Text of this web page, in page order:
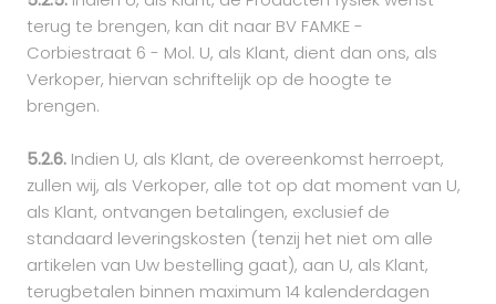
terug te brengen, kan dit naar BV FAMKE -
Corbiestraat 6 - Mol. U, als Klant, dient dan ons, als
Verkoper, hiervan schriftelijk op de hoogte te
brengen.
5.2.6. Indien U, als Klant, de overeenkomst herroept,
zullen wij, als Verkoper, alle tot op dat moment van U,
als Klant, ontvangen betalingen, exclusief de
standaard leveringskosten (tenzij het niet om alle
artikelen van Uw bestelling gaat), aan U, als Klant,
terugbetalen binnen maximum 14 kalenderdagen